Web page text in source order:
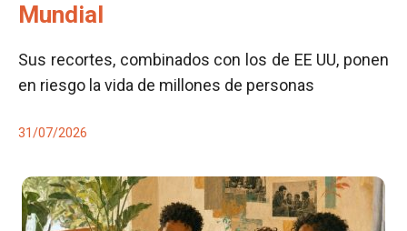
Mundial
Sus recortes, combinados con los de EE UU, ponen
en riesgo la vida de millones de personas
31/07/2026